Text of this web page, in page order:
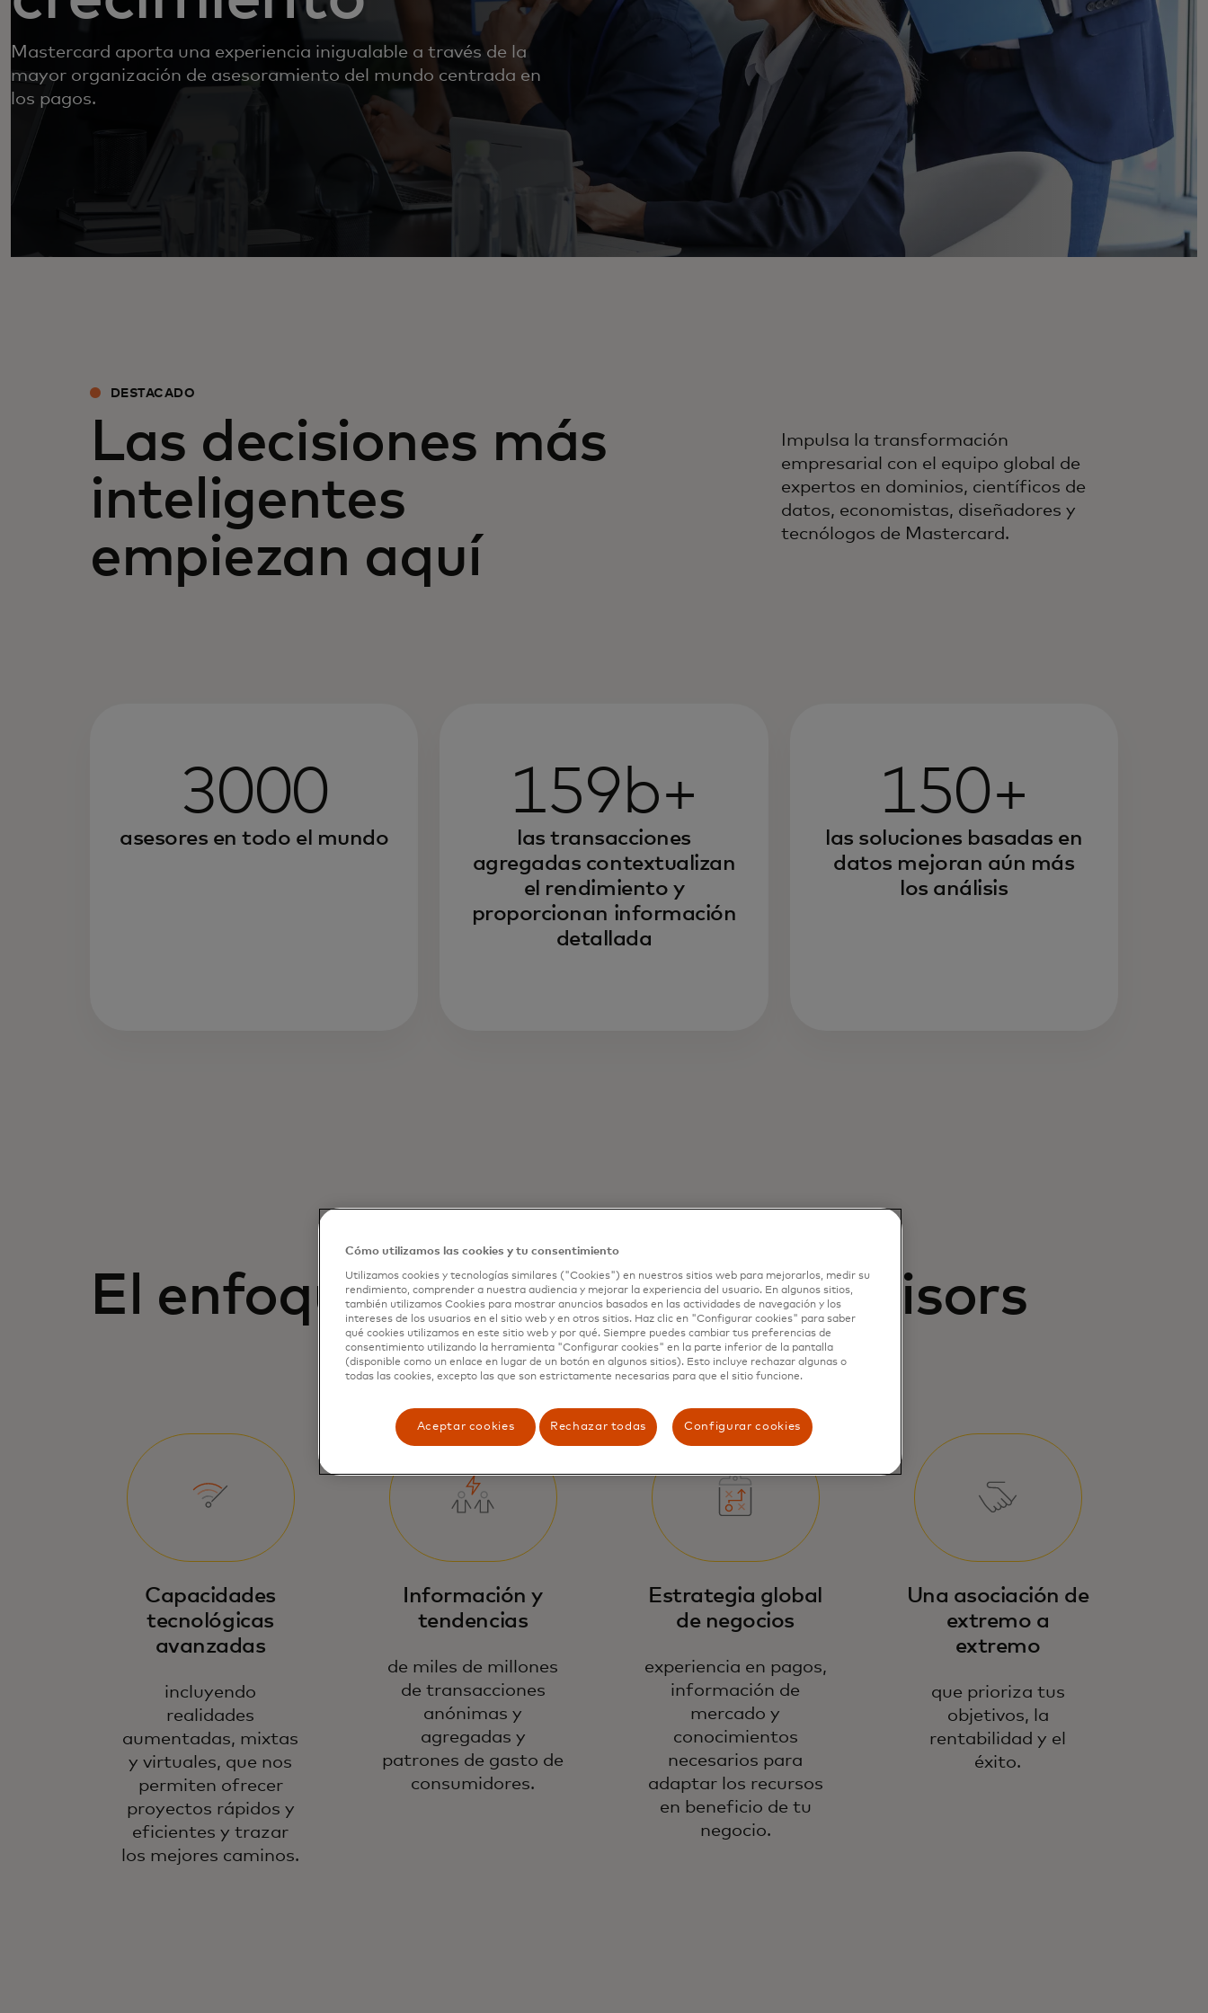
Mastercard aporta una experiencia inigualable a través de la
mayor organización de asesoramiento del mundo centrada en
los pagos.
DESTACADO
Las decisiones más
inteligentes
empiezan aquí
Impulsa la transformación
empresarial con el equipo global de
expertos en dominios, científicos de
datos, economistas, diseñadores y
tecnólogos de Mastercard.
3000
asesores en todo el mundo
159b+
las transacciones
agregadas contextualizan
el rendimiento y
proporcionan información
detallada
150+
las soluciones basadas en
datos mejoran aún más
los análisis
El enfoque de Mastercard Advisors
Capacidades
tecnológicas
avanzadas
incluyendo
realidades
aumentadas, mixtas
y virtuales, que nos
permiten ofrecer
proyectos rápidos y
eficientes y trazar
los mejores caminos.
Información y
tendencias
de miles de millones
de transacciones
anónimas y
agregadas y
patrones de gasto de
consumidores.
Estrategia global
de negocios
experiencia en pagos,
información de
mercado y
conocimientos
necesarios para
adaptar los recursos
en beneficio de tu
negocio.
Una asociación de
extremo a
extremo
que prioriza tus
objetivos, la
rentabilidad y el
éxito.
Cómo utilizamos las cookies y tu consentimiento
Utilizamos cookies y tecnologías similares ("Cookies") en nuestros sitios web para mejorarlos, medir su
rendimiento, comprender a nuestra audiencia y mejorar la experiencia del usuario. En algunos sitios,
también utilizamos Cookies para mostrar anuncios basados en las actividades de navegación y los
intereses de los usuarios en el sitio web y en otros sitios. Haz clic en "Configurar cookies" para saber
qué cookies utilizamos en este sitio web y por qué. Siempre puedes cambiar tus preferencias de
consentimiento utilizando la herramienta "Configurar cookies" en la parte inferior de la pantalla
(disponible como un enlace en lugar de un botón en algunos sitios). Esto incluye rechazar algunas o
todas las cookies, excepto las que son estrictamente necesarias para que el sitio funcione.
Aceptar cookies Rechazar todas Configurar cookies